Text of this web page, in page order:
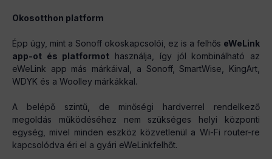
Okosotthon platform
Épp úgy, mint a Sonoff okoskapcsolói, ez is a felhős eWeLink
app-ot és platformot használja, így jól kombinálható az
eWeLink app más márkáival, a Sonoff, SmartWise, KingArt,
WDYK és a Woolley márkákkal.
A belépő szintű, de minőségi hardverrel rendelkező
megoldás működéséhez nem szükséges helyi központi
egység, mivel minden eszköz közvetlenül a Wi-Fi router-re
kapcsolódva éri el a gyári eWeLinkfelhőt.